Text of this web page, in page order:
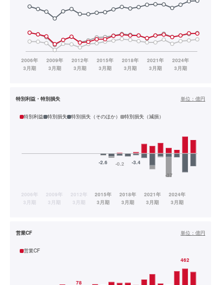
特別利益・特別損失 単位： 億円
特別利益 特別損失 特別損失（そのほか） 特別損失（減損）
営業CF 単位： 億円
営業CF